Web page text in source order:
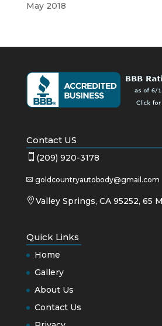
May 2018
Contact US
 (209) 920-3178
 goldcountryautobody@gmail.com
 Valley Springs, CA 95252, 65
Quick Links
Home
Gallery
About Us
Contact Us